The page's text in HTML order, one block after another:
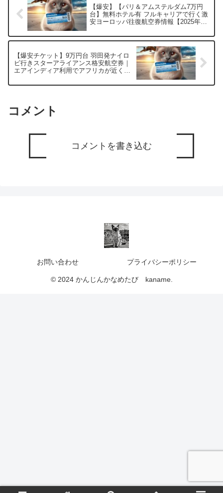
【爆安】【パリ＆アムステルダム7万円
台】無料ホテル有 フルキャリアで行く激
安ヨーロッパ往復航空券情報【2025年8
【爆安チケット】9万円台 羽田発ナイロ
ビ行きスターアライアンス格安航空券｜
エアインディア利用でアフリカが近くな
コメント
コメントを書き込む
お問い合わせ プライバシーポリシー
© 2024 かんじんかなめたび kaname.